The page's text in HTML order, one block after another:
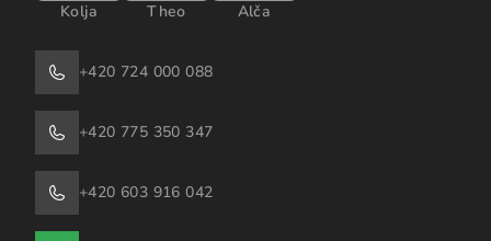
Kolja Theo Alča
+420 724 000 088
+420 775 350 347
+420 603 916 042